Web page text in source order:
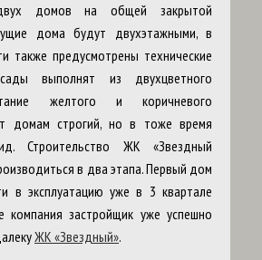
домов на общей закрытой
дома будут двухэтажными, в
также предусмотрены технические
выполнят из двухцветного
желтого и коричневого
домам строгий, но в тоже время
Строительство ЖК «Звездный
в два этапа. Первый дом
в эксплуатацию уже в 3 квартале
компания застройщик уже успешно
ЖК «Звездный».